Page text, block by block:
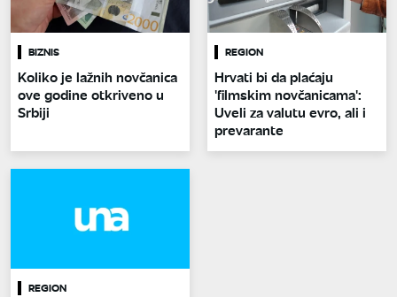
BIZNIS
Koliko je lažnih novčanica
ove godine otkriveno u
Srbiji
REGION
Hrvati bi da plaćaju
'filmskim novčanicama':
Uveli za valutu evro, ali i
prevarante
REGION